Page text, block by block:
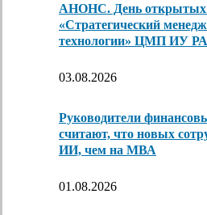
АНОНС. День
«Стратегический
технологии» ЦМП ИУ
03.08.2026
Руководители
считают, что новых
ИИ, чем на МВА
01.08.2026